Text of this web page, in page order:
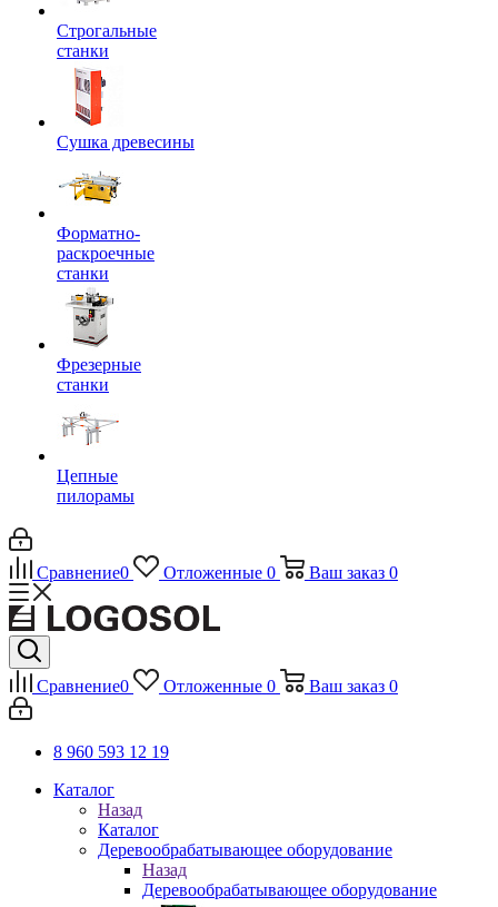
Строгальные
станки
Сушка древесины
Форматно-
раскроечные
станки
Фрезерные
станки
Цепные
пилорамы
Сравнение0 Отложенные 0 Ваш заказ 0
Сравнение0 Отложенные 0 Ваш заказ 0
8 960 593 12 19
Каталог
Назад
Каталог
Деревообрабатывающее оборудование
Назад
Деревообрабатывающее оборудование